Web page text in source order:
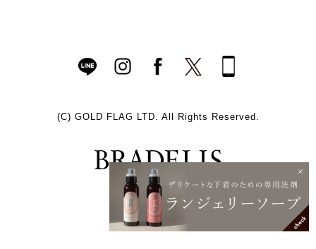
(C) GOLD FLAG LTD. All Rights Reserved.